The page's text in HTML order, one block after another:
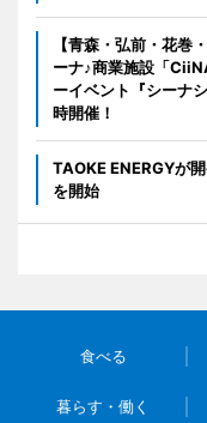
【青森・弘前・花巻
ーナ♪商業施設「
ーイベント『シーナ
時開催！
TAOKE ENERGYが
を開始
食べる
暮らす・働く